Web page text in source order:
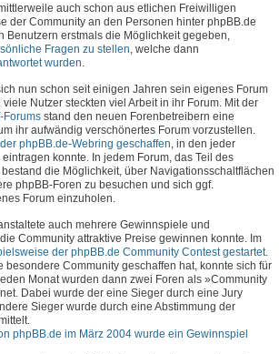
auch schon aus etlichen Freiwilligen
der Community an den Personen hinter phpBB.de
Benutzern erstmals die Möglichkeit gegeben,
Fragen zu stellen , welche dann
wurden
nun schon seit einigen Jahren sein eigenes Forum
Nutzer steckten viel Arbeit in ihr Forum. Mit der
Forums stand den neuen Forenbetreibern eine
ihr aufwändig verschönertes Forum vorzustellen.
phpBB.de-Webring geschaffen, in den jeder
konnte. In jedem Forum, das Teil des
die Möglichkeit, über Navigationsschaltflächen
phpBB-Foren zu besuchen und sich ggf.
Forum einzuholen.
auch mehrere Gewinnspiele und
Community attraktive Preise gewinnen konnte. Im
der phpBB.de Community Contest gestartet.
besondere Community geschaffen hat, konnte sich für
Monat wurden dann zwei Foren als »Community
Dabei wurde der eine Sieger durch eine Jury
Sieger wurde durch eine Abstimmung der
phpBB.de im März 2004 wurde ein Gewinnspiel